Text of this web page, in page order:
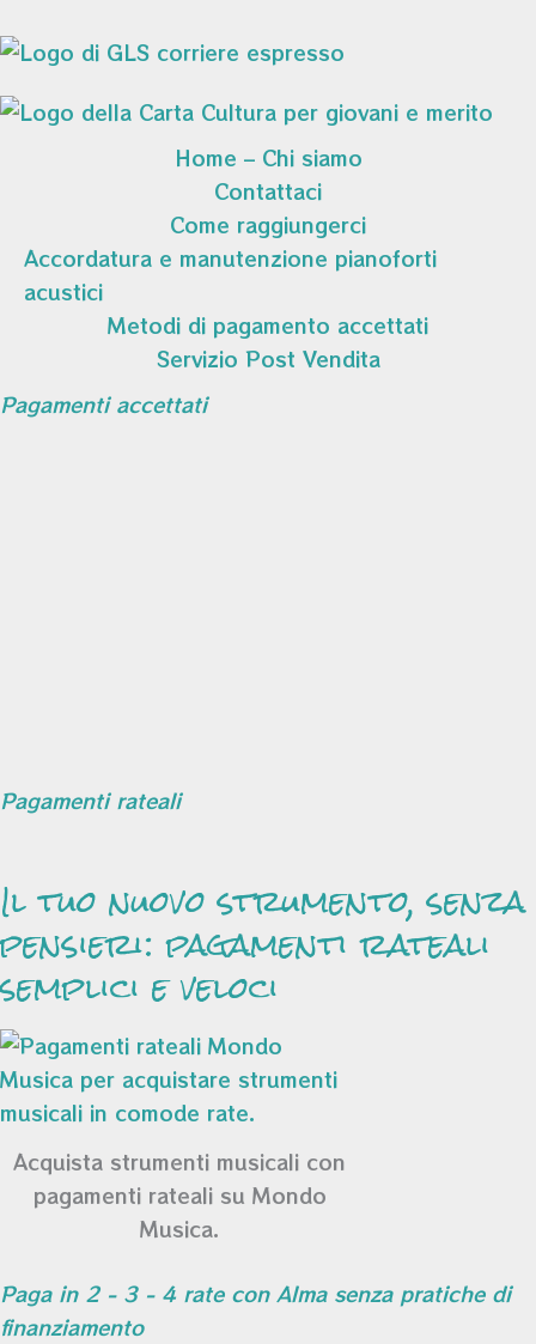
Home – Chi siamo
Contattaci
Come raggiungerci
Accordatura e manutenzione pianoforti
acustici
Metodi di pagamento accettati
Servizio Post Vendita
Pagamenti accettati
Pagamenti rateali
Il tuo nuovo strumento, senza
pensieri: pagamenti rateali
semplici e veloci
Acquista strumenti musicali con
pagamenti rateali su Mondo
Musica.
Paga in 2 - 3 - 4 rate con Alma senza pratiche di
finanziamento